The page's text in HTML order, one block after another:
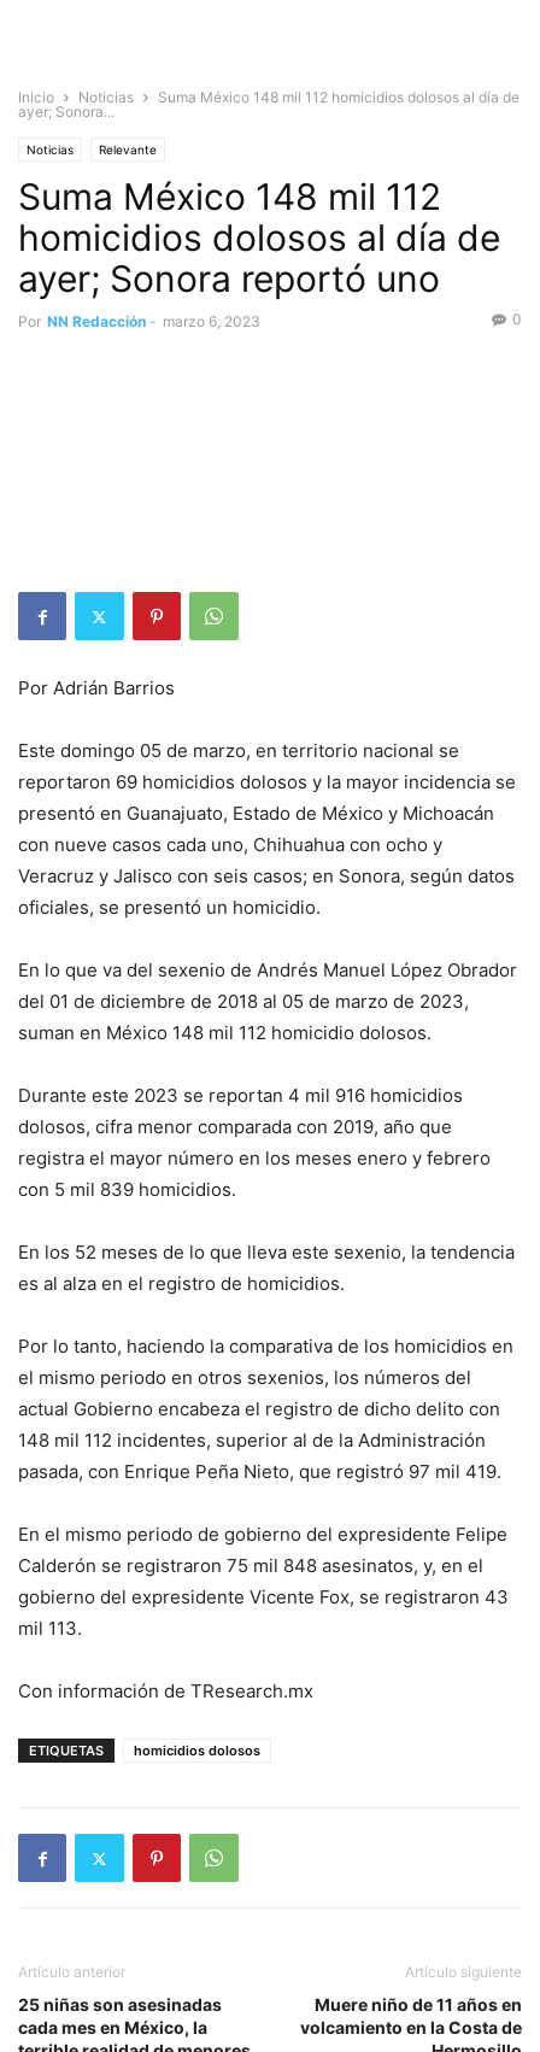
Inicio Noticias
Suma México 148 mil 112 homicidios dolosos al día de
ayer; Sonora...
Noticias Relevante
Suma México 148 mil 112
homicidios dolosos al día de
ayer; Sonora reportó uno
Por NN Redacción - marzo 6, 2023 0
Por Adrián Barrios
Este domingo 05 de marzo, en territorio nacional se
reportaron 69 homicidios dolosos y la mayor incidencia se
presentó en Guanajuato, Estado de México y Michoacán
con nueve casos cada uno, Chihuahua con ocho y
Veracruz y Jalisco con seis casos; en Sonora, según datos
oficiales, se presentó un homicidio.
En lo que va del sexenio de Andrés Manuel López Obrador
del 01 de diciembre de 2018 al 05 de marzo de 2023,
suman en México 148 mil 112 homicidio dolosos.
Durante este 2023 se reportan 4 mil 916 homicidios
dolosos, cifra menor comparada con 2019, año que
registra el mayor número en los meses enero y febrero
con 5 mil 839 homicidios.
En los 52 meses de lo que lleva este sexenio, la tendencia
es al alza en el registro de homicidios.
Por lo tanto, haciendo la comparativa de los homicidios en
el mismo periodo en otros sexenios, los números del
actual Gobierno encabeza el registro de dicho delito con
148 mil 112 incidentes, superior al de la Administración
pasada, con Enrique Peña Nieto, que registró 97 mil 419.
En el mismo periodo de gobierno del expresidente Felipe
Calderón se registraron 75 mil 848 asesinatos, y, en el
gobierno del expresidente Vicente Fox, se registraron 43
mil 113.
Con información de TResearch.mx
ETIQUETAS homicidios dolosos
Artículo anterior
25 niñas son asesinadas
cada mes en México, la
Artículo siguiente
Muere niño de 11 años en
volcamiento en la Costa de